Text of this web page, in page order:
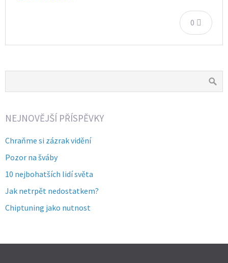
0
NEJNOVĚJŠÍ PŘÍSPĚVKY
Chraňme si zázrak vidění
Pozor na šváby
10 nejbohatších lidí světa
Jak netrpět nedostatkem?
Chiptuning jako nutnost